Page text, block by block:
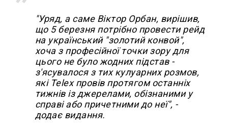
"Уряд, а саме Віктор Орбан, вирішив,
що 5 березня потрібно провести рейд
на український "золотий конвой",
хоча з професійної точки зору для
цього не було жодних підстав -
з'ясувалося з тих кулуарних розмов,
які Telex провів протягом останніх
тижнів із джерелами, обізнаними у
справі або причетними до неї", -
додає видання.